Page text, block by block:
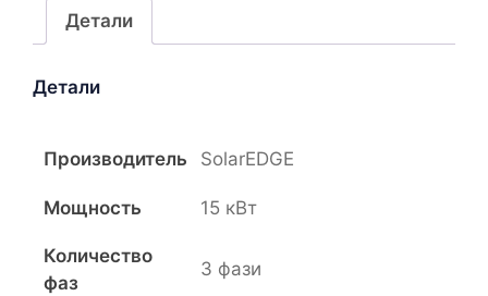
кВт
Детали
Детали
Производитель SolarEDGE
Мощность 15 кВт
Количество
фаз
3 фази